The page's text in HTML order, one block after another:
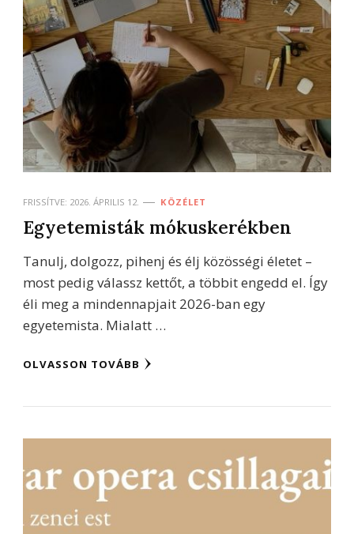
FRISSÍTVE: 2026. ÁPRILIS 12. KÖZÉLET
Egyetemisták mókuskerékben
Tanulj, dolgozz, pihenj és élj közösségi életet –
most pedig válassz kettőt, a többit engedd el. Így
éli meg a mindennapjait 2026-ban egy
egyetemista. Mialatt …
OLVASSON TOVÁBB